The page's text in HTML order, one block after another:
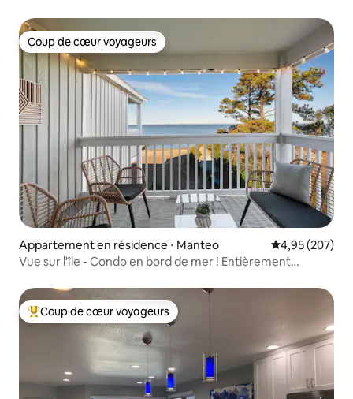
Coup de cœur voyageurs
Coup de cœur voyageurs
Appartement en résidence ⋅ Manteo Évaluation
4,95 (207)
Vue sur l'île - Condo en bord de mer ! Entièrement
Coups de cœur voyageurs les plus appréciés
Coup de cœur voyageurs